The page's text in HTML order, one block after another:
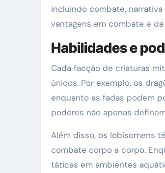
incluindo combate,
vantagens em combate e
Habilidades e
Cada facção de criaturas
únicos. Por exemplo, os
enquanto as fadas podem
poderes não apenas
Além disso, os lobisomens
combate corpo a corpo.
táticas em ambientes